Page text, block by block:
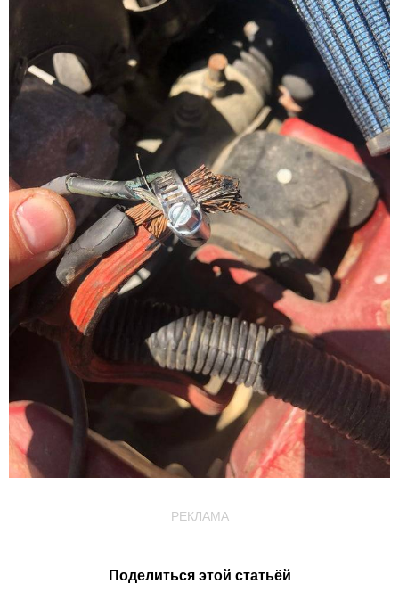
РЕКЛАМА
Поделиться этой статьёй